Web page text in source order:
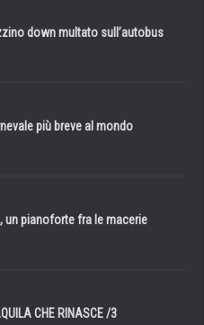
down multato sull’autobus
più breve al mondo
un pianoforte fra le macerie
CHE RINASCE /3